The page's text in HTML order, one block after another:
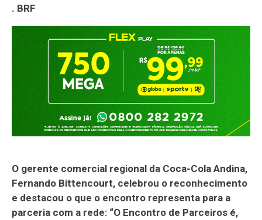
. BRF
O gerente comercial regional da Coca-Cola Andina,
Fernando Bittencourt, celebrou o reconhecimento
e destacou o que o encontro representa para a
parceria com a rede: “O Encontro de Parceiros é,